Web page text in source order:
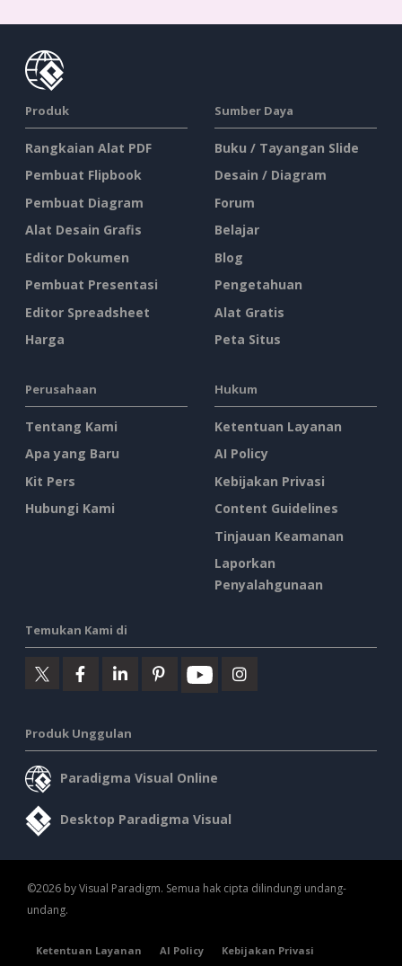
Produk
Rangkaian Alat PDF
Pembuat Flipbook
Pembuat Diagram
Alat Desain Grafis
Editor Dokumen
Pembuat Presentasi
Editor Spreadsheet
Harga
Sumber Daya
Buku / Tayangan Slide
Desain / Diagram
Forum
Belajar
Blog
Pengetahuan
Alat Gratis
Peta Situs
Perusahaan
Tentang Kami
Apa yang Baru
Kit Pers
Hubungi Kami
Hukum
Ketentuan Layanan
AI Policy
Kebijakan Privasi
Content Guidelines
Tinjauan Keamanan
Laporkan
Penyalahgunaan
Temukan Kami di
Produk Unggulan
Paradigma Visual Online
Desktop Paradigma Visual
©2026 by Visual Paradigm. Semua hak cipta dilindungi undang-
undang.
Ketentuan Layanan AI Policy
Kebijakan Privasi